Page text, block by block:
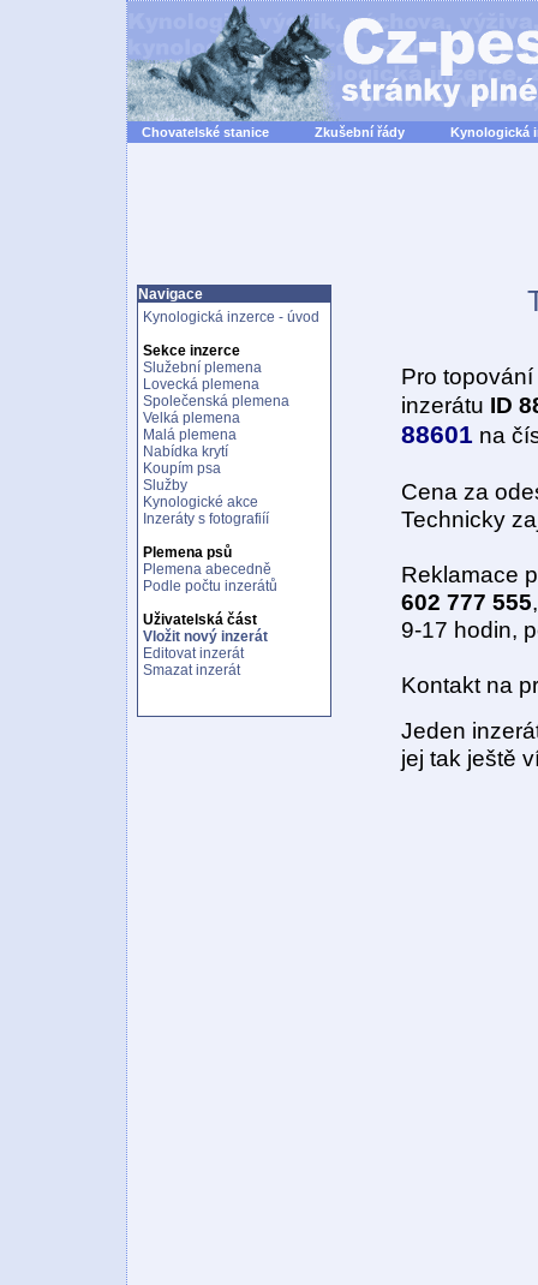
Chovatelské stanice Zkušební řády Kynologická
Navigace
Kynologická inzerce - úvod
Sekce inzerce
Služební plemena
Lovecká plemena
Společenská plemena
Velká plemena
Malá plemena
Nabídka krytí
Koupím psa
Služby
Kynologické akce
Inzeráty s fotografiíí
Plemena psů
Plemena abecedně
Podle počtu inzerátů
Uživatelská část
Vložit nový inzerát
Editovat inzerát
Smazat inzerát
Pro
inzerátu ID
88601 na
Cena za
Technicky
Reklamace
602 777 555,
9-17 hodin,
Kontakt na
Jeden
jej tak ještě